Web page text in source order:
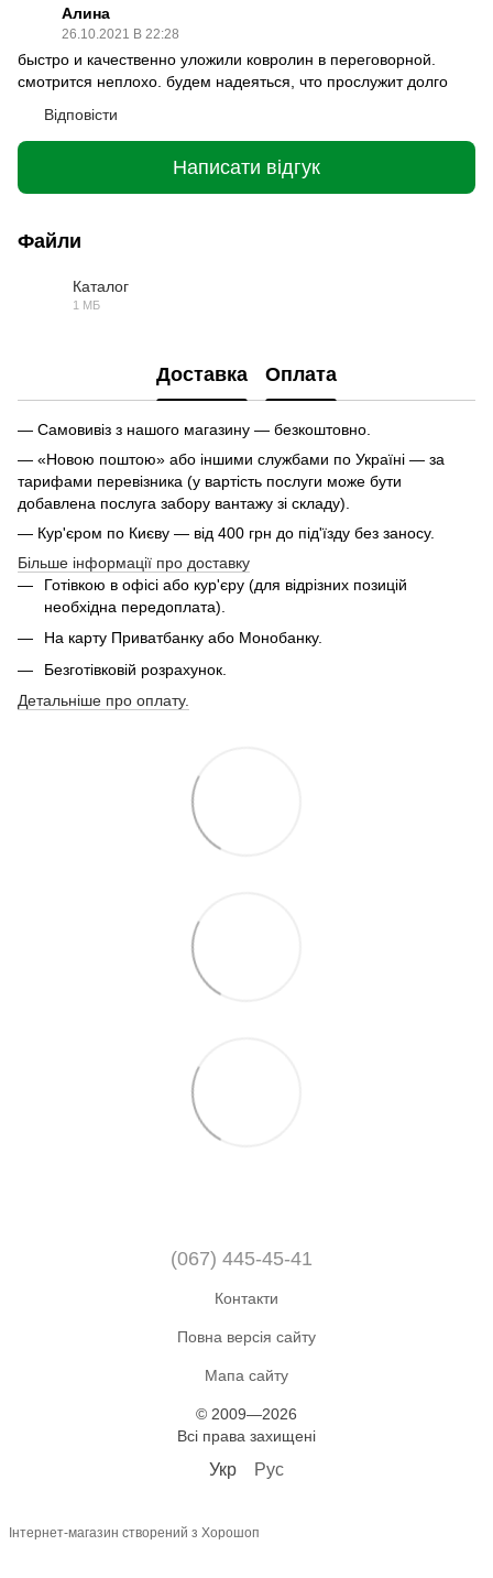
Алина
26.10.2021 В 22:28
быстро и качественно уложили ковролин в переговорной.
смотрится неплохо. будем надеяться, что прослужит долго
Відповісти
Написати відгук
Файли
Каталог
1 МБ
Доставка Оплата
— Самовивіз з нашого магазину — безкоштовно.
— «Новою поштою» або іншими службами по Україні — за
тарифами перевізника (у вартість послуги може бути
добавлена послуга забору вантажу зі складу).
— Кур'єром по Києву — від 400 грн до під'їзду без заносу.
Більше інформації про доставку
Готівкою в офісі або кур'єру (для відрізних позицій
необхідна передоплата).
На карту Приватбанку або Монобанку.
Безготівковій розрахунок.
Детальніше про оплату.
(067) 445-45-41
Контакти
Повна версія сайту
Мапа сайту
© 2009—2026
Всі права захищені
Укр Рус
Інтернет-магазин створений з Хорошоп